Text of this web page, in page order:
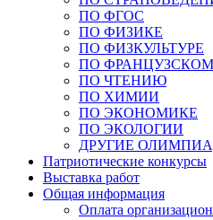
ПО ФГОС
ПО ФИЗИКЕ
ПО ФИЗКУЛЬТУРЕ
ПО
ПО ЧТЕНИЮ
ПО ХИМИИ
ПО ЭКОНОМИКЕ
ПО ЭКОЛОГИИ
ДРУГИЕ
Патриотические конкурсы
Выставка работ
Общая информация
Оплата